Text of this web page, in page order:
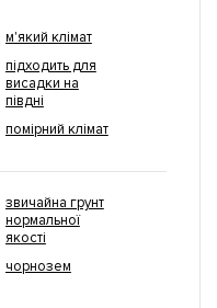
м'який клімат
підходить для
висадки на
півдні
помірний клімат
звичайна грунт
нормальної
якості
чорнозем